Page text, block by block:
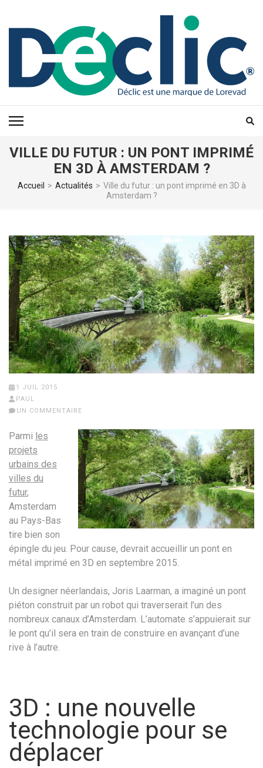
VILLE DU FUTUR : UN PONT IMPRIMÉ
EN 3D À AMSTERDAM ?
Accueil > Actualités > Ville du futur : un pont imprimé en 3D à
Amsterdam ?
1 JUIL 2015
PAUL
UN COMMENTAIRE
Parmi les
projets
urbains des
villes du
futur,
Amsterdam
au Pays-Bas
tire bien son
épingle du jeu. Pour cause, devrait accueillir un pont en
métal imprimé en 3D en septembre 2015.
Un designer néerlandais, Joris Laarman, a imaginé un pont
piéton construit par un robot qui traverserait l’un des
nombreux canaux d’Amsterdam. L’automate s’appuierait sur
le pont qu’il sera en train de construire en avançant d’une
rive à l’autre.
3D : une nouvelle
technologie pour se
déplacer